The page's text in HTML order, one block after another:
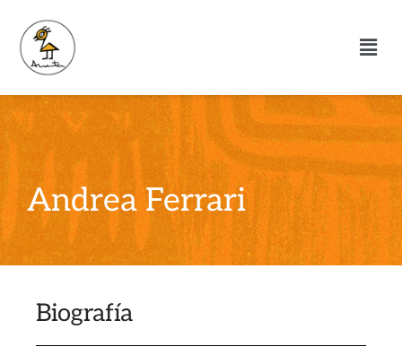
Andrea Ferrari
Biografía